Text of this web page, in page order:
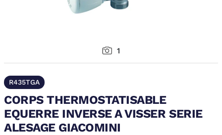
1
R435TGA
CORPS THERMOSTATISABLE
EQUERRE INVERSE A VISSER SERIE
ALESAGE GIACOMINI